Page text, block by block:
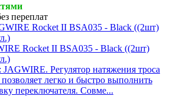
переплат
Rocket II BSA035 - Black ((2шт)
Регулятор натяжения троса
легко и быстро выполнить
переключателя. Совме...